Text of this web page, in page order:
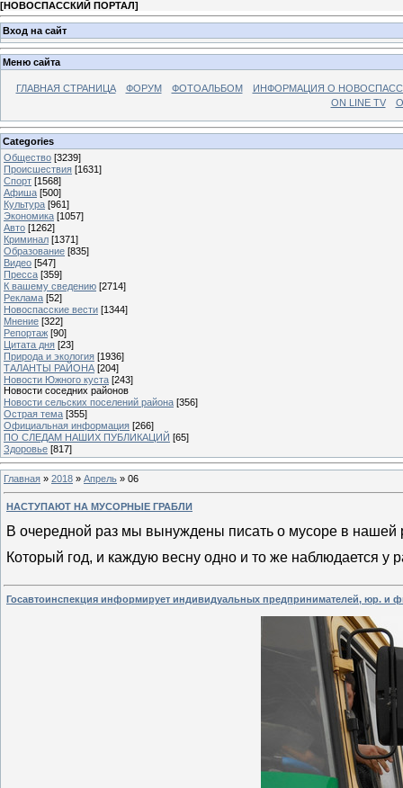
[НОВОСПАССКИЙ ПОРТАЛ]
Вход на сайт
Меню сайта
ГЛАВНАЯ СТРАНИЦА ФОРУМ ФОТОАЛЬБОМ
ИНФОРМАЦИЯ О
ON LINE TV
Categories
Общество [3239]
Происшествия [1631]
Спорт [1568]
Афиша [500]
Культура [961]
Экономика [1057]
Авто [1262]
Криминал [1371]
Образование [835]
Видео [547]
Пресса [359]
К вашему сведению [2714]
Реклама [52]
Новоспасские вести [1344]
Мнение [322]
Репортаж [90]
Цитата дня [23]
Природа и экология [1936]
ТАЛАНТЫ РАЙОНА [204]
Новости Южного куста [243]
Новости соседних районов
Новости сельских поселений района [356]
Острая тема [355]
Официальная информация [266]
ПО СЛЕДАМ НАШИХ ПУБЛИКАЦИЙ [65]
Здоровье [817]
Главная » 2018 » Апрель » 06
НАСТУПАЮТ НА МУСОРНЫЕ ГРАБЛИ
В очередной раз мы вынуждены писать о мусоре в нашей
Который год, и каждую весну одно и то же наблюдается
Госавтоинспекция информирует индивидуальных предпринимателей, юр. и